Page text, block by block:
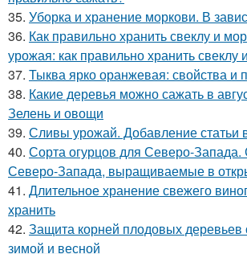
35. Уборка и хранение моркови. В
36. Как правильно хранить свеклу и
урожая: как правильно хранить свеклу
37. Тыква ярко оранжевая: свойства и
38. Какие деревья можно сажать в
Зелень и овощи
39. Сливы урожай. Добавление статьи
40. Сорта огурцов для Северо-Запада.
Северо-Запада, выращиваемые в
41. Длительное хранение свежего
хранить
42. Защита корней плодовых деревьев
зимой и весной